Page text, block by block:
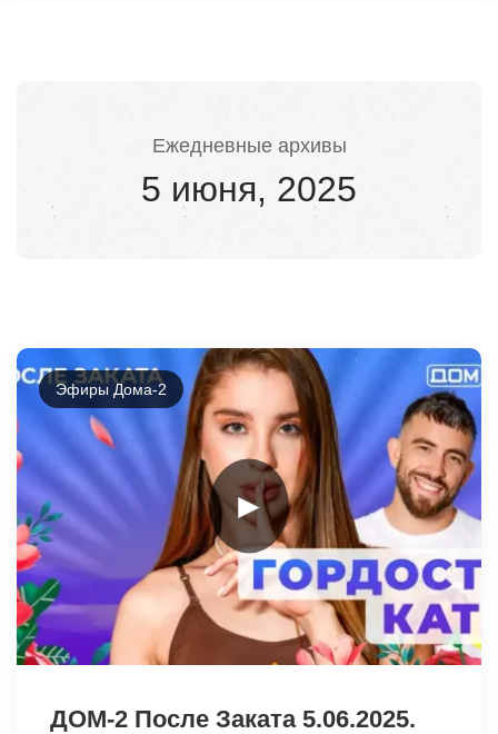
Ежедневные архивы
5 июня, 2025
►
Эфиры Дома-2
ДОМ-2 После Заката 5.06.2025.